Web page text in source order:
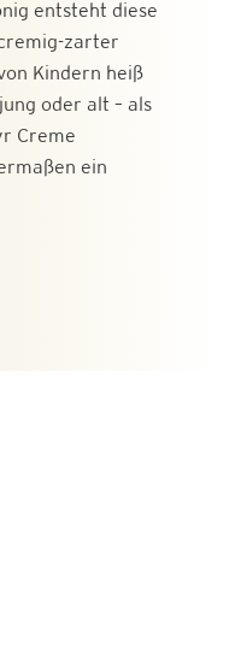
entsteht diese
zarter
Kindern heiß
oder alt – als
Creme
ein